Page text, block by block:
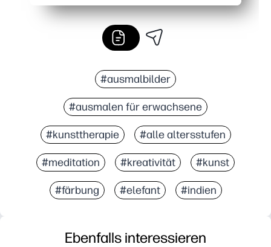
#ausmalbilder
#ausmalen für erwachsene
#kunsttherapie #alle altersstufen
#meditation #kreativität #kunst
#färbung #elefant #indien
Ebenfalls interessieren